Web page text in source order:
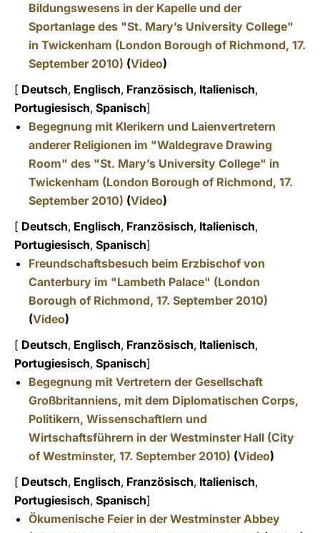
Bildungswesens in der Kapelle und der
Sportanlage des "St. Mary’s University College"
in Twickenham (London Borough of Richmond, 17.
September 2010) (Video)
[ Deutsch, Englisch, Französisch, Italienisch,
Portugiesisch, Spanisch]
Begegnung mit Klerikern und Laienvertretern
anderer Religionen im "Waldegrave Drawing
Room" des "St. Mary’s University College" in
Twickenham (London Borough of Richmond, 17.
September 2010) (Video)
[ Deutsch, Englisch, Französisch, Italienisch,
Portugiesisch, Spanisch]
Freundschaftsbesuch beim Erzbischof von
Canterbury im "Lambeth Palace" (London
Borough of Richmond, 17. September 2010)
(Video)
[ Deutsch, Englisch, Französisch, Italienisch,
Portugiesisch, Spanisch]
Begegnung mit Vertretern der Gesellschaft
Großbritanniens, mit dem Diplomatischen Corps,
Politikern, Wissenschaftlern und
Wirtschaftsführern in derWestminster Hall (City
of Westminster, 17. September 2010) (Video)
[ Deutsch, Englisch, Französisch, Italienisch,
Portugiesisch, Spanisch]
Ökumenische Feier in derWestminster Abbey